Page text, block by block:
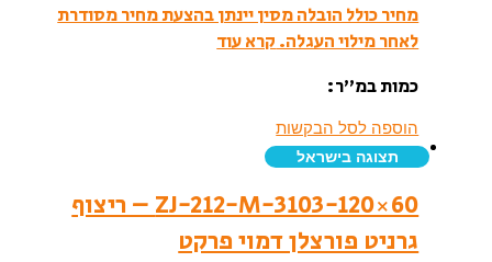
מחיר כולל הובלה מסין יינתן בהצעת מחיר מסודרת
לאחר מילוי העגלה. קרא עוד
כמות במ”ר:
הוספה לסל הבקשות
תצוגה בישראל
ZJ-212-M-3103-120×60 – ריצוף
גרניט פורצלן דמוי פרקט